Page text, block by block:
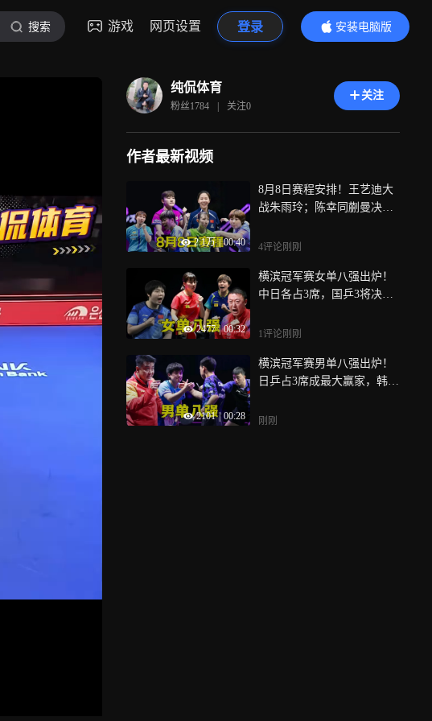
搜索 游戏 网页设置 登录
安装电脑版
内容更精彩
纯侃体育
粉丝1784 | 关注0
关注
作者最新视频
2.1万 | 00:40
8月8日赛程安排！王艺迪大
战朱雨玲；陈幸同蒯曼决战
4评论刚刚
2477 | 00:32
横滨冠军赛女单八强出炉！
中日各占3席，国乒3将决战
1评论刚刚
2101 | 00:28
横滨冠军赛男单八强出炉！
日乒占3席成最大赢家，韩国
刚刚